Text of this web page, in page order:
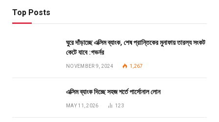
Top Posts
ঘুরে দাঁড়াচ্ছে এক্সিম ব্যাংক, শেষ প্রান্তিকের মুনাফায় তারল্য সংকট
কেটে যাবে :গভর্নর
NOVEMBER 9, 2024 1,267
এক্সিম ব্যাংক দিচ্ছে সহজ শর্তে পার্সোনাল লোন
MAY 11, 2026 123